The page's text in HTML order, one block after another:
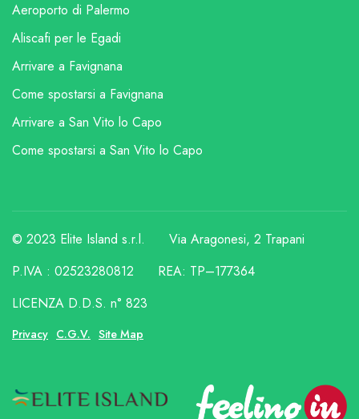
Aeroporto di Palermo
Aliscafi per le Egadi
Arrivare a Favignana
Come spostarsi a Favignana
Arrivare a San Vito lo Capo
Come spostarsi a San Vito lo Capo
© 2023 Elite Island s.r.l.
Via Aragonesi, 2 Trapani
P.IVA : 02523280812
REA: TP–177364
LICENZA D.D.S. n° 823
Privacy C.G.V. Site Map